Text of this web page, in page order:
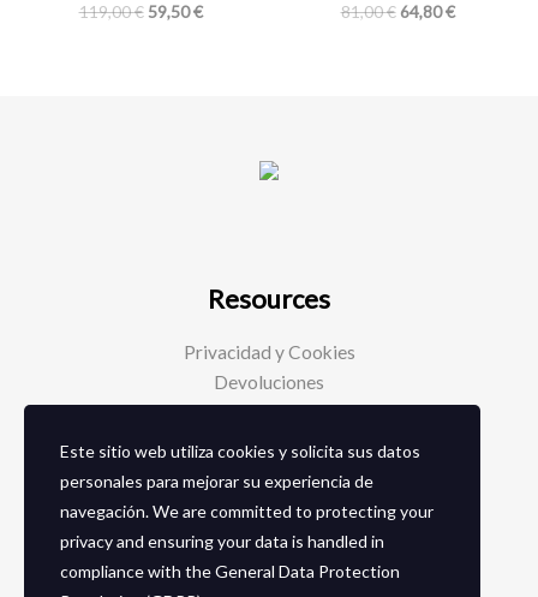
119,00€ 59,50€ 81,00€ 64,80€
Resources
Privacidad y Cookies
Devoluciones
Social Media
Facebook
Instagram
Este sitio web utiliza cookies y solicita sus datos
personales para mejorar su experiencia de
navegación. We are committed to protecting your
privacy and ensuring your data is handled in
compliance with theGeneral Data Protection